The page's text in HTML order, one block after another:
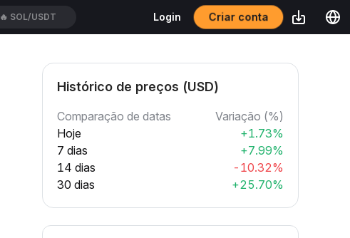
🔥 SOL/USDT Login Criar conta
Histórico de preços (USD)
Comparação de datas
Variação (%)
Hoje
+1.73%
7 dias
+7.99%
14 dias
-10.32%
30 dias
+25.70%